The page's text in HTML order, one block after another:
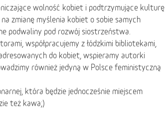
wolność kobiet i podtrzymujące kulturę
zmianę myślenia kobiet o sobie samych
podwaliny pod rozwój siostrzeństwa.
współpracujemy z łódzkimi bibliotekami,
do kobiet, wspieramy autorki
również jedyną w Polsce feministyczną
która będzie jednocześnie miejscem
też kawa;)